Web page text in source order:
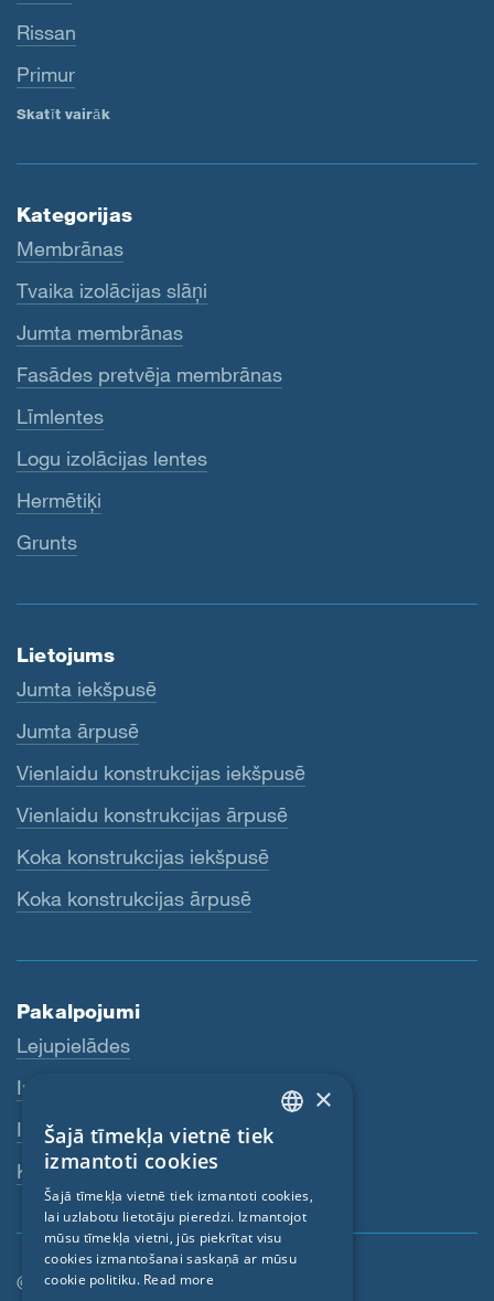
Rissan
Primur
Skatīt vairāk
Kategorijas
Membrānas
Tvaika izolācijas slāņi
Jumta membrānas
Fasādes pretvēja membrānas
Līmlentes
Logu izolācijas lentes
Hermētiķi
Grunts
Lietojums
Jumta iekšpusē
Jumta ārpusē
Vienlaidu konstrukcijas iekšpusē
Vienlaidu konstrukcijas ārpusē
Koka konstrukcijas iekšpusē
Koka konstrukcijas ārpusē
Pakalpojumi
Lejupielādes
Internetveikals
Izplatītāji
Kontaktpersona
© SIGA 2026
ENGLISH
FRENCH
CZECH
×
Šajā tīmekļa vietnē tiek
izmantoti cookies
Šajā tīmekļa vietnē tiek izmantoti cookies,
lai uzlabotu lietotāju pieredzi. Izmantojot
mūsu tīmekļa vietni, jūs piekrītat visu
cookies izmantošanai saskaņā ar mūsu
cookie politiku. Read more